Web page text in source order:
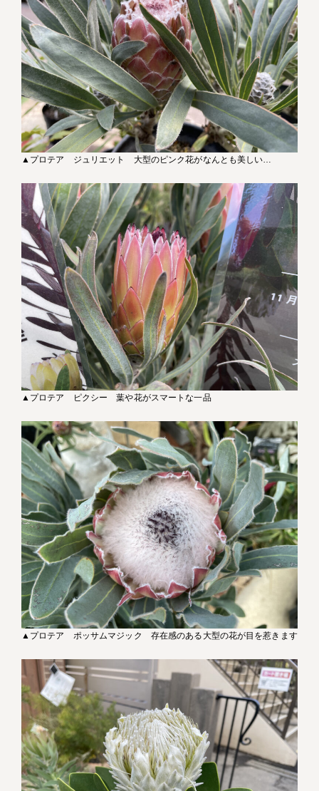
▲プロテア ジュリエット 大型のピンク花がなんとも美しい…
▲プロテア ピクシー 葉や花がスマートな一品
▲プロテア ポッサムマジック 存在感のある大型の花が目を惹きます